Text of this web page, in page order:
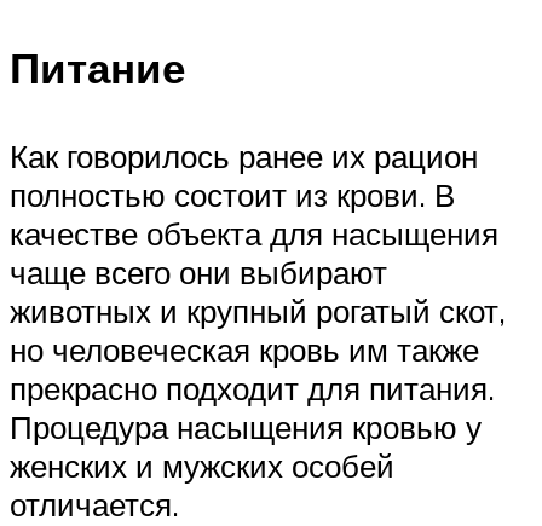
Питание
Как говорилось ранее их рацион
полностью состоит из крови. В
качестве объекта для насыщения
чаще всего они выбирают
животных и крупный рогатый скот,
но человеческая кровь им также
прекрасно подходит для питания.
Процедура насыщения кровью у
женских и мужских особей
отличается.